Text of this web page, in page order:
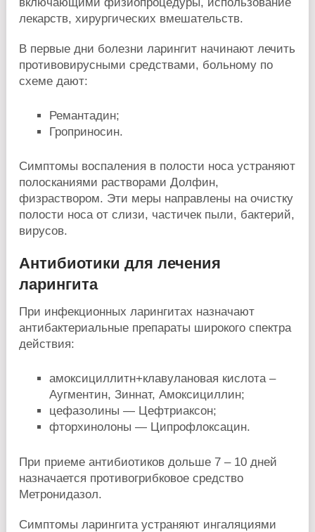
лекарств, хирургических вмешательств.
В первые дни болезни ларингит начинают лечить
противовирусными средствами, больному по
схеме дают:
Ремантадин;
Гроприносин.
Симптомы воспаления в полости носа устраняют
полосканиями растворами Долфин,
физраствором. Эти меры направлены на очистку
полости носа от слизи, частичек пыли, бактерий,
вирусов.
Антибиотики для лечения
ларингита
При инфекционных ларингитах назначают
антибактериальные препараты широкого спектра
действия:
амоксициллитн+клавулановая кислота –
Аугментин, Зиннат, Амоксициллин;
цефазолины — Цефтриаксон;
фторхинолоны — Ципрофлоксацин.
При приеме антибиотиков дольше 7 – 10 дней
назначается противогрибковое средство
Метронидазол.
Симптомы ларингита устраняют ингаляциями